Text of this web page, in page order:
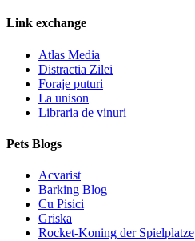
Link exchange
Atlas Media
Distractia Zilei
Foraje puturi
La unison
Libraria de vinuri
Pets Blogs
Acvarist
Barking Blog
Cu Pisici
Griska
Rocket-Koning der Spielplatze